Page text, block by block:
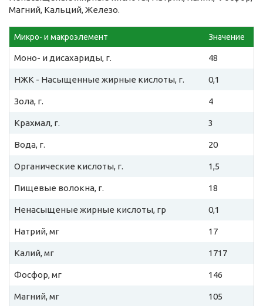
Магний, Кальций, Железо.
Микро- и макроэлемент Значение
Моно- и дисахариды, г. 48
НЖК - Насыщенные жирные кислоты, г. 0,1
Зола, г. 4
Крахмал, г. 3
Вода, г. 20
Органические кислоты, г. 1,5
Пищевые волокна, г. 18
Ненасыщеные жирные кислоты, гр 0,1
Натрий, мг 17
Калий, мг 1717
Фосфор, мг 146
Магний, мг 105